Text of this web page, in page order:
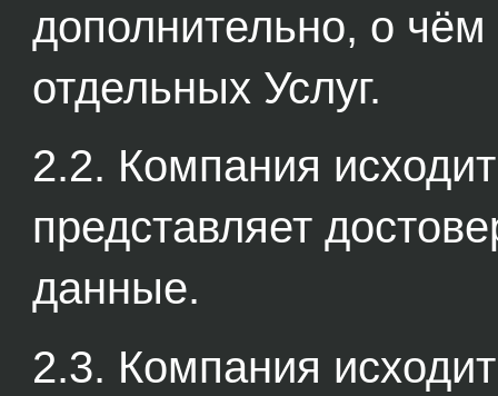
дополнительно, о чём
отдельных Услуг.
2.2. Компания
представляет
данные.
2.3. Компания